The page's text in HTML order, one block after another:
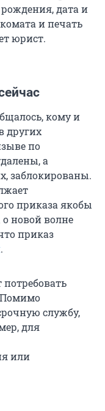
рождения, дата и
и печать
юрист.
кому и
других
по
а
заблокированы.
приказа якобы
новой волне
приказ
.
службу,
для
или